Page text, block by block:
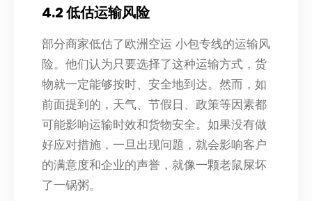
4.2 低估运输风险
部分商家低估了欧洲空运 小包专线的运输风
险。他们认为只要选择了这种运输方式，货
物就一定能够按时、安全地到达。然而，如
前面提到的，天气、节假日、政策等因素都
可能影响运输时效和货物安全。如果没有做
好应对措施，一旦出现问题，就会影响客户
的满意度和企业的声誉，就像一颗老鼠屎坏
了一锅粥。